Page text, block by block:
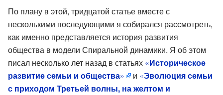
По плану в этой, тридцатой статье вместе с
несколькими последующими я собирался рассмотреть,
как именно представляется история развития
общества в модели Спиральной динамики. Я об этом
писал несколько лет назад в статьях «Историческое
развитие семьи и общества» и «Эволюция семьи
с приходом Третьей волны, на желтом и